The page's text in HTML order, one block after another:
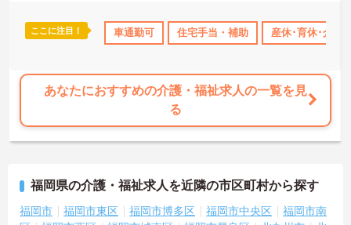
残業少なめ 日勤のみ 年間休日110日以上 ブランクOK
ここに注目！ 車通勤可 住宅手当・補助 産休･育休･介護
あなたにおすすめの介護・福祉求人の一覧を見
る
福岡県の介護・福祉求人を近隣の市区町村から探す
福岡市 福岡市東区 福岡市博多区 福岡市中央区
福岡市南